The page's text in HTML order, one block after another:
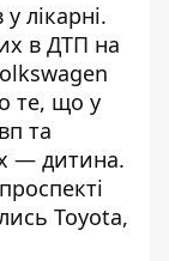
лікарні.
в ДТП на
те, що у
та
— дитина.
Toyota,